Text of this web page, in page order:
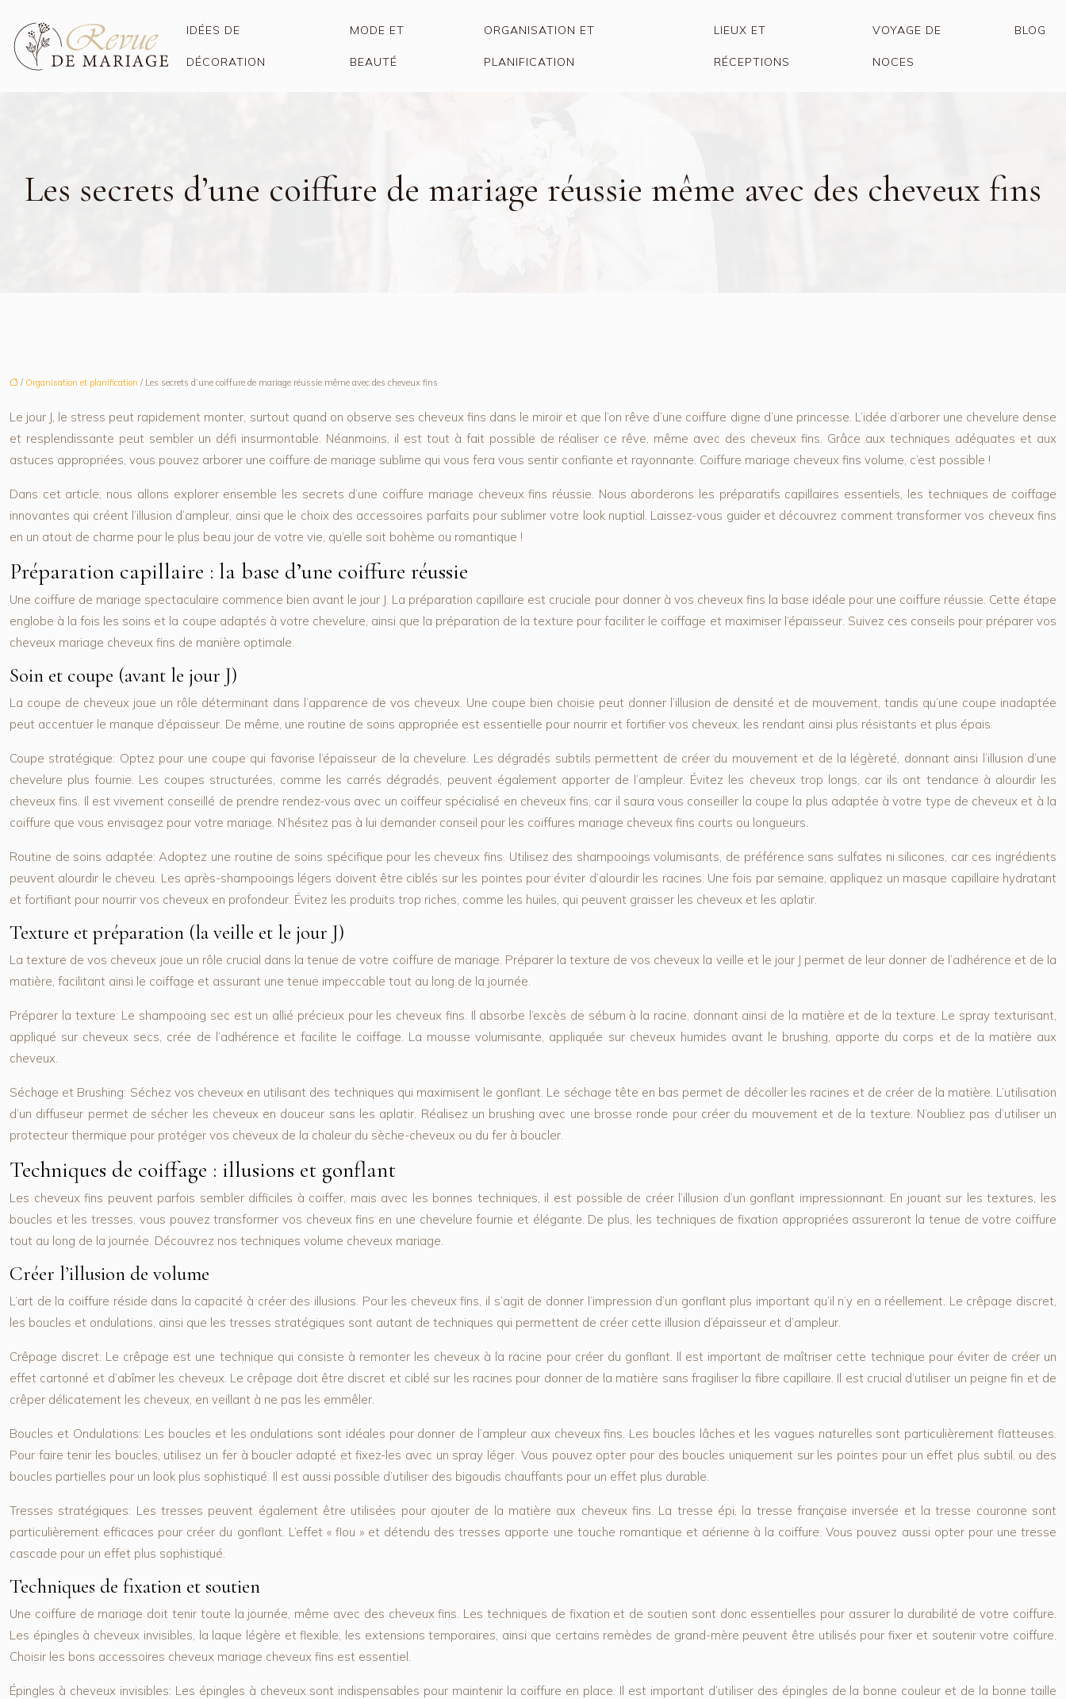
IDÉES DE
DÉCORATION
MODE ET
BEAUTÉ
ORGANISATION ET
PLANIFICATION
LIEUX ET
RÉCEPTIONS
VOYAGE DE
NOCES
BLOG
Les secrets d’une coiffure de mariage réussie même avec des cheveux fins
/ Organisation et planification / Les secrets d’une coiffure de mariage réussie même avec des cheveux fins
Le jour J, le stress peut rapidement monter, surtout quand on observe ses cheveux fins dans le miroir et que l’on rêve d’une coiffure digne d’une princesse. L’idée d’arborer une chevelure dense
et resplendissante peut sembler un défi insurmontable. Néanmoins, il est tout à fait possible de réaliser ce rêve, même avec des cheveux fins. Grâce aux techniques adéquates et aux
astuces appropriées, vous pouvez arborer une coiffure de mariage sublime qui vous fera vous sentir confiante et rayonnante. Coiffure mariage cheveux fins volume, c’est possible !
Dans cet article, nous allons explorer ensemble les secrets d’une coiffure mariage cheveux fins réussie. Nous aborderons les préparatifs capillaires essentiels, les techniques de coiffage
innovantes qui créent l’illusion d’ampleur, ainsi que le choix des accessoires parfaits pour sublimer votre look nuptial. Laissez-vous guider et découvrez comment transformer vos cheveux fins
en un atout de charme pour le plus beau jour de votre vie, qu’elle soit bohème ou romantique !
Préparation capillaire : la base d’une coiffure réussie
Une coiffure de mariage spectaculaire commence bien avant le jour J. La préparation capillaire est cruciale pour donner à vos cheveux fins la base idéale pour une coiffure réussie. Cette étape
englobe à la fois les soins et la coupe adaptés à votre chevelure, ainsi que la préparation de la texture pour faciliter le coiffage et maximiser l’épaisseur. Suivez ces conseils pour préparer vos
cheveux mariage cheveux fins de manière optimale.
Soin et coupe (avant le jour J)
La coupe de cheveux joue un rôle déterminant dans l’apparence de vos cheveux. Une coupe bien choisie peut donner l’illusion de densité et de mouvement, tandis qu’une coupe inadaptée
peut accentuer le manque d’épaisseur. De même, une routine de soins appropriée est essentielle pour nourrir et fortifier vos cheveux, les rendant ainsi plus résistants et plus épais.
Coupe stratégique: Optez pour une coupe qui favorise l’épaisseur de la chevelure. Les dégradés subtils permettent de créer du mouvement et de la légèreté, donnant ainsi l’illusion d’une
chevelure plus fournie. Les coupes structurées, comme les carrés dégradés, peuvent également apporter de l’ampleur. Évitez les cheveux trop longs, car ils ont tendance à alourdir les
cheveux fins. Il est vivement conseillé de prendre rendez-vous avec un coiffeur spécialisé en cheveux fins, car il saura vous conseiller la coupe la plus adaptée à votre type de cheveux et à la
coiffure que vous envisagez pour votre mariage. N’hésitez pas à lui demander conseil pour les coiffures mariage cheveux fins courts ou longueurs.
Routine de soins adaptée:Adoptez une routine de soins spécifique pour les cheveux fins. Utilisez des shampooings volumisants, de préférence sans sulfates ni silicones, car ces ingrédients
peuvent alourdir le cheveu. Les après-shampooings légers doivent être ciblés sur les pointes pour éviter d’alourdir les racines. Une fois par semaine, appliquez un masque capillaire hydratant
et fortifiant pour nourrir vos cheveux en profondeur. Évitez les produits trop riches, comme les huiles, qui peuvent graisser les cheveux et les aplatir.
Texture et préparation (la veille et le jour J)
La texture de vos cheveux joue un rôle crucial dans la tenue de votre coiffure de mariage. Préparer la texture de vos cheveux la veille et le jour J permet de leur donner de l’adhérence et de la
matière, facilitant ainsi le coiffage et assurant une tenue impeccable tout au long de la journée.
Préparer la texture: Le shampooing sec est un allié précieux pour les cheveux fins. Il absorbe l’excès de sébum à la racine, donnant ainsi de la matière et de la texture. Le spray texturisant,
appliqué sur cheveux secs, crée de l’adhérence et facilite le coiffage. La mousse volumisante, appliquée sur cheveux humides avant le brushing, apporte du corps et de la matière aux
cheveux.
Séchage et Brushing: Séchez vos cheveux en utilisant des techniques qui maximisent le gonflant. Le séchage tête en bas permet de décoller les racines et de créer de la matière. L’utilisation
d’un diffuseur permet de sécher les cheveux en douceur sans les aplatir. Réalisez un brushing avec une brosse ronde pour créer du mouvement et de la texture. N’oubliez pas d’utiliser un
protecteur thermique pour protéger vos cheveux de la chaleur du sèche-cheveux ou du fer à boucler.
Techniques de coiffage : illusions et gonflant
Les cheveux fins peuvent parfois sembler difficiles à coiffer, mais avec les bonnes techniques, il est possible de créer l’illusion d’un gonflant impressionnant. En jouant sur les textures, les
boucles et les tresses, vous pouvez transformer vos cheveux fins en une chevelure fournie et élégante. De plus, les techniques de fixation appropriées assureront la tenue de votre coiffure
tout au long de la journée. Découvrez nos techniques volume cheveux mariage.
Créer l’illusion de volume
L’art de la coiffure réside dans la capacité à créer des illusions. Pour les cheveux fins, il s’agit de donner l’impression d’un gonflant plus important qu’il n’y en a réellement. Le crêpage discret,
les boucles et ondulations, ainsi que les tresses stratégiques sont autant de techniques qui permettent de créer cette illusion d’épaisseur et d’ampleur.
Crêpage discret: Le crêpage est une technique qui consiste à remonter les cheveux à la racine pour créer du gonflant. Il est important de maîtriser cette technique pour éviter de créer un
effet cartonné et d’abîmer les cheveux. Le crêpage doit être discret et ciblé sur les racines pour donner de la matière sans fragiliser la fibre capillaire. Il est crucial d’utiliser un peigne fin et de
crêper délicatement les cheveux, en veillant à ne pas les emmêler.
Boucles et Ondulations: Les boucles et les ondulations sont idéales pour donner de l’ampleur aux cheveux fins. Les boucles lâches et les vagues naturelles sont particulièrement flatteuses.
Pour faire tenir les boucles, utilisez un fer à boucler adapté et fixez-les avec un spray léger. Vous pouvez opter pour des boucles uniquement sur les pointes pour un effet plus subtil, ou des
boucles partielles pour un look plus sophistiqué. Il est aussi possible d’utiliser des bigoudis chauffants pour un effet plus durable.
Tresses stratégiques: Les tresses peuvent également être utilisées pour ajouter de la matière aux cheveux fins. La tresse épi, la tresse française inversée et la tresse couronne sont
particulièrement efficaces pour créer du gonflant. L’effet « flou » et détendu des tresses apporte une touche romantique et aérienne à la coiffure. Vous pouvez aussi opter pour une tresse
cascade pour un effet plus sophistiqué.
Techniques de fixation et soutien
Une coiffure de mariage doit tenir toute la journée, même avec des cheveux fins. Les techniques de fixation et de soutien sont donc essentielles pour assurer la durabilité de votre coiffure.
Les épingles à cheveux invisibles, la laque légère et flexible, les extensions temporaires, ainsi que certains remèdes de grand-mère peuvent être utilisés pour fixer et soutenir votre coiffure.
Choisir les bons accessoires cheveux mariage cheveux fins est essentiel.
Épingles à cheveux invisibles: Les épingles à cheveux sont indispensables pour maintenir la coiffure en place. Il est important d’utiliser des épingles de la bonne couleur et de la bonne taille